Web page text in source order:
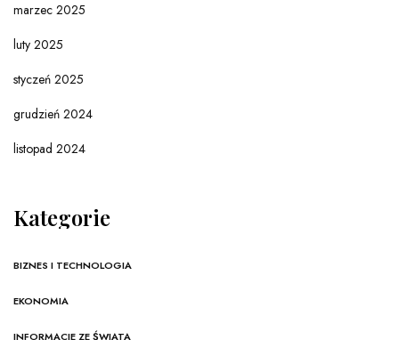
marzec 2025
luty 2025
styczeń 2025
grudzień 2024
listopad 2024
Kategorie
BIZNES I TECHNOLOGIA
EKONOMIA
INFORMACJE ZE ŚWIATA